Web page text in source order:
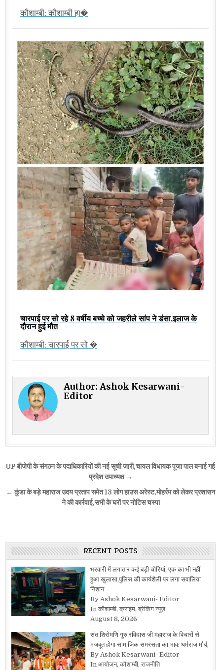
कौशाम्बी: कौशाम्बी हा�
चारपाई पर सो रहे 8 वर्षीय बच्चे को जहरीले सांप ने डंसा,इलाज के
दौरान हुई मौत
कौशाम्बी: चारपाई पर सो �
Author:Ashok Kesarwani-
Editor
Post
UP बीजेपी के संगठन के पदाधिकारियों की नई सूची जारी,चायल विधायक पूजा पाल बनाई गई
प्रदेश उपाध्यक्ष →
← कुंडा के बड़े महाराज उदय प्रताप समेत 13 लोग हाउस अरेस्ट,मोहर्रम को लेकर प्रशासन
ने की कार्रवाई,सभी के घरों पर नोटिस चस्पा
RECENT POSTS
भरवारी में लगातार कई बड़ी चोरियां, एक का भी नहीं
हुआ खुलासा,पुलिस की कार्यशैली पर लगा सवालिया
निशान
By Ashok Kesarwani- Editor
In कौशाम्बी, क्राइम, ब्रेकिंग न्यूज़
August 8, 2026
संत शिरोमणि गुरु रविदास जी महाराज के विचारों से
मजबूत होगा सामाजिक समरसता का भाव: धर्मराज मौर्य,
By Ashok Kesarwani- Editor
In आयोजन, कौशाम्बी, राजनीति